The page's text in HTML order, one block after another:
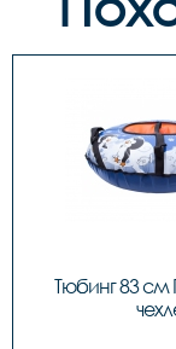
Тюбинг 83 см